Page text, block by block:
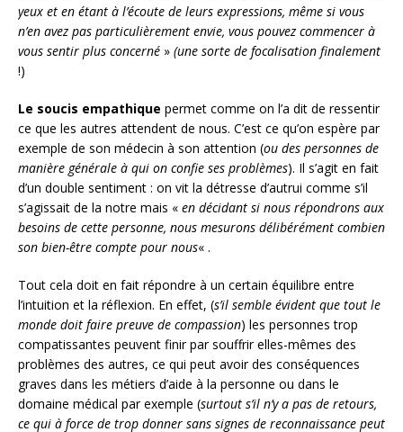
yeux et en étant à l’écoute de leurs expressions, même si vous
n’en avez pas particulièrement envie, vous pouvez commencer à
vous sentir plus concerné » (une sorte de focalisation finalement
!)
Le soucis empathique permet comme on l’a dit de ressentir
ce que les autres attendent de nous. C’est ce qu’on espère par
exemple de son médecin à son attention (ou des personnes de
manière générale à qui on confie ses problèmes). Il s’agit en fait
d’un double sentiment : on vit la détresse d’autrui comme s’il
s’agissait de la notre mais « en décidant si nous répondrons aux
besoins de cette personne, nous mesurons délibérément combien
son bien-être compte pour nous« .
Tout cela doit en fait répondre à un certain équilibre entre
l’intuition et la réflexion. En effet, (s’il semble évident que tout le
monde doit faire preuve de compassion) les personnes trop
compatissantes peuvent finir par souffrir elles-mêmes des
problèmes des autres, ce qui peut avoir des conséquences
graves dans les métiers d’aide à la personne ou dans le
domaine médical par exemple (surtout s’il n’y a pas de retours,
ce qui à force de trop donner sans signes de reconnaissance peut